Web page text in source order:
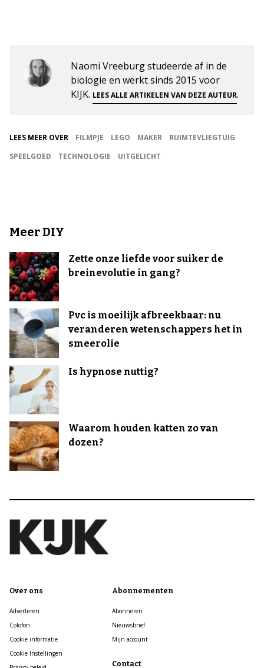
Naomi Vreeburg studeerde af in de
biologie en werkt sinds 2015 voor
KIJK. LEES ALLE ARTIKELEN VAN DEZE AUTEUR.
LEES MEER OVER FILMPJE LEGO MAKER
RUIMTEVLIEGTUIG
SPEELGOED
TECHNOLOGIE UITGELICHT
Meer DIY
Zette onze liefde voor suiker de
breinevolutie in gang?
Pvc is moeilijk afbreekbaar: nu
veranderen wetenschappers het in
smeerolie
Is hypnose nuttig?
Waarom houden katten zo van
dozen?
Over ons
Adverteren
Colofon
Cookie informatie
Cookie Instellingen
Abonnementen
Abonneren
Nieuwsbrief
Mijn account
Contact